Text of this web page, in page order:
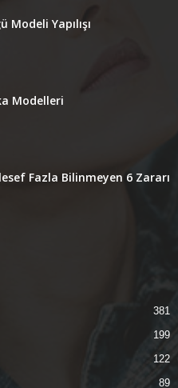
Modeli Yapılışı
Modelleri
Fazla Bilinmeyen 6 Zararı
381
199
122
89